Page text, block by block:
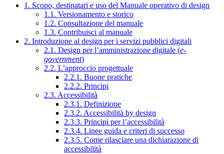
1. Scopo, destinatari e uso del Manuale operativo di design
1.1. Versionamento e storico
1.2. Consultazione del manuale
1.3. Contribuisci al manuale
2. Introduzione al design per i servizi pubblici digitali
2.1. Design per l’amministrazione digitale (e-
government)
2.2. L’approccio progettuale
2.2.1. Buone pratiche
2.2.2. Principi
2.3. Accessibilità
2.3.1. Definizione
2.3.2. Accessibilità by design
2.3.3. Principi per l’accessibilità
2.3.4. Linee guida e criteri di successo
2.3.5. Come rilasciare una dichiarazione di
accessibilità